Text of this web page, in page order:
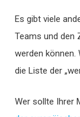
Es gibt viele
Teams und den
werden können.
die Liste der
Wer sollte Ihrer